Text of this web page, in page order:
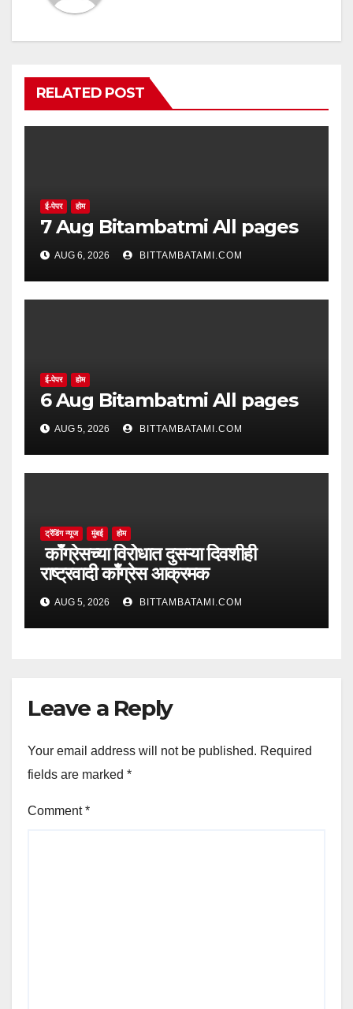
RELATED POST
ई-पेपर होम
7 Aug Bitambatmi All pages
AUG 6, 2026 BITTAMBATAMI.COM
ई-पेपर होम
6 Aug Bitambatmi All pages
AUG 5, 2026 BITTAMBATAMI.COM
ट्रेंडिंग न्यूज मुंबई होम
काँग्रेसच्या विरोधात दुसऱ्या दिवशीही
राष्ट्रवादी काँग्रेस आक्रमक
AUG 5, 2026 BITTAMBATAMI.COM
Leave a Reply
Your email address will not be published. Required
fields are marked *
Comment*